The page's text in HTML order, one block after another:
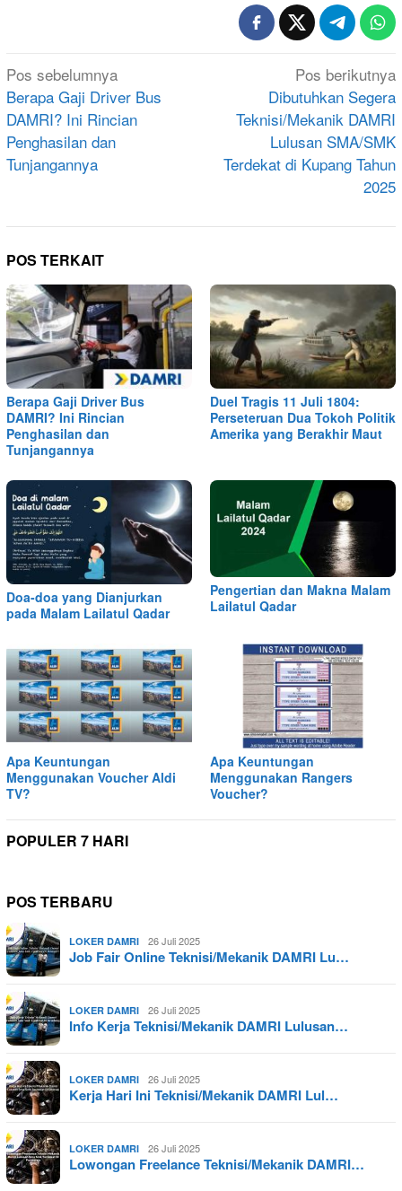
Navigasi
pos
Pos sebelumnya
Berapa Gaji Driver Bus
DAMRI? Ini Rincian
Penghasilan dan
Tunjangannya
Pos berikutnya
Dibutuhkan Segera
Teknisi/Mekanik DAMRI
Lulusan SMA/SMK
Terdekat di Kupang Tahun
2025
POS TERKAIT
Berapa Gaji Driver Bus
DAMRI? Ini Rincian
Penghasilan dan
Tunjangannya
Duel Tragis 11 Juli 1804:
Perseteruan Dua Tokoh Politik
Amerika yang Berakhir Maut
Doa-doa yang Dianjurkan
pada Malam Lailatul Qadar
Pengertian dan Makna Malam
Lailatul Qadar
Apa Keuntungan
Menggunakan Voucher Aldi
TV?
Apa Keuntungan
Menggunakan Rangers
Voucher?
POPULER 7 HARI
POS TERBARU
LOKER DAMRI 26 Juli 2025
Job Fair Online Teknisi/Mekanik DAMRI Lu…
LOKER DAMRI 26 Juli 2025
Info Kerja Teknisi/Mekanik DAMRI Lulusan…
LOKER DAMRI 26 Juli 2025
Kerja Hari Ini Teknisi/Mekanik DAMRI Lul…
LOKER DAMRI 26 Juli 2025
Lowongan Freelance Teknisi/Mekanik DAMRI…